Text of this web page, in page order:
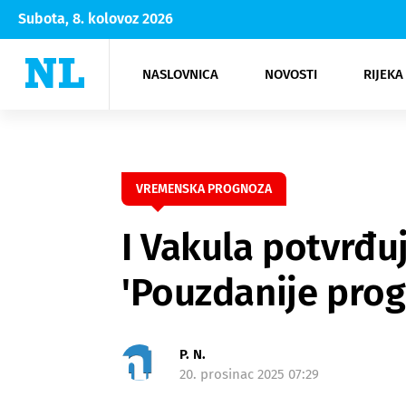
Subota, 8. kolovoz 2026
NASLOVNICA NOVOSTI
Rijeka Opatija
NK
Moda
Kultura
VREMENSKA PROGNOZA
I Vakula
'Pouzdanije
P. N.
20. prosinac 2025 07:29